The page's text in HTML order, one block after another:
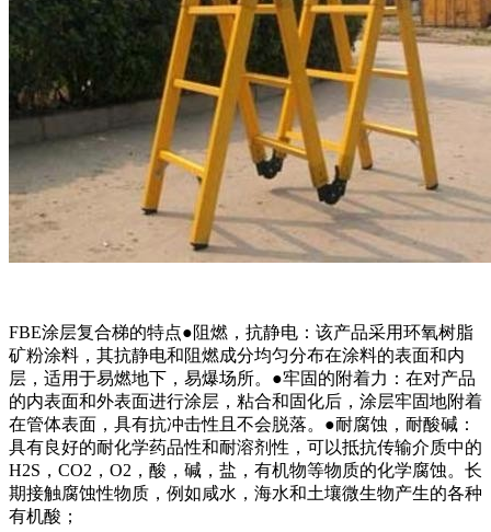
FBE涂层复合梯的特点●阻燃，抗静电：该产品采用环氧树脂
矿粉涂料，其抗静电和阻燃成分均匀分布在涂料的表面和内
层，适用于易燃地下，易爆场所。●牢固的附着力：在对产品
的内表面和外表面进行涂层，粘合和固化后，涂层牢固地附着
在管体表面，具有抗冲击性且不会脱落。●耐腐蚀，耐酸碱：
具有良好的耐化学药品性和耐溶剂性，可以抵抗传输介质中的
H2S，CO2，O2，酸，碱，盐，有机物等物质的化学腐蚀。长
期接触腐蚀性物质，例如咸水，海水和土壤微生物产生的各种
有机酸；